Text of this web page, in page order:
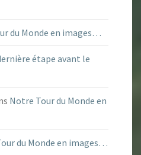
du Monde en images…
étape avant le
Notre Tour du Monde en
du Monde en images…